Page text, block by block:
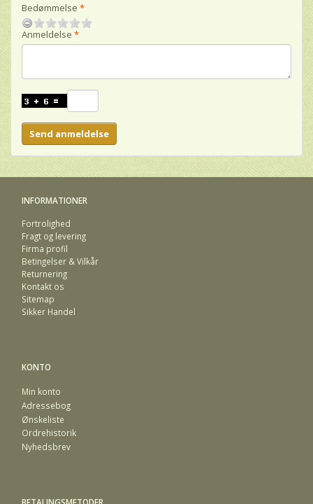
Bedømmelse
Anmeldelse
Send anmeldelse
INFORMATIONER
Fortrolighed
Fragt og levering
Firma profil
Betingelser & Vilkår
Returnering
Kontakt os
Sitemap
Sikker Handel
KONTO
Min konto
Adressebog
Ønskeliste
Ordrehistorik
Nyhedsbrev